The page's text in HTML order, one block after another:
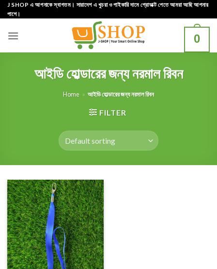
Skip
to
J SHOP এ আপনাকে স্বাগতম। সারাদেশ এ খুচরা ও পাইকারি দামে প্রোডাক্ট পেতে আমরা আছি আপনার
পাশে।
0
আইডি হোল্ডারের জন্য নরমাল রিবন
Home » আইডি হোল্ডারের জন্য নরমাল রিবন
FILTER